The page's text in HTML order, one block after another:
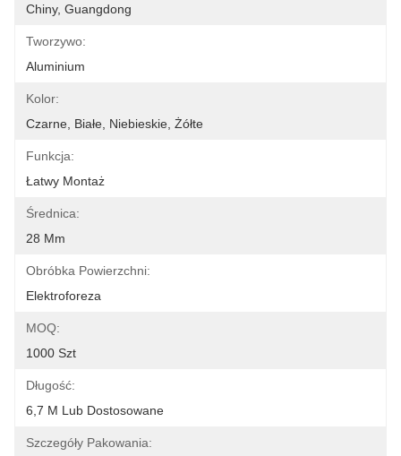
Chiny, Guangdong
Tworzywo:
Aluminium
Kolor:
Czarne, Białe, Niebieskie, Żółte
Funkcja:
Łatwy Montaż
Średnica:
28 Mm
Obróbka Powierzchni:
Elektroforeza
MOQ:
1000 Szt
Długość:
6,7 M Lub Dostosowane
Szczegóły Pakowania: